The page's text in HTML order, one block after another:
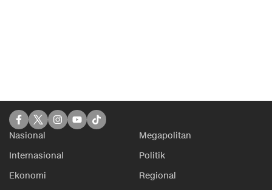
Nasional
Megapolitan
Internasional
Politik
Ekonomi
Regional